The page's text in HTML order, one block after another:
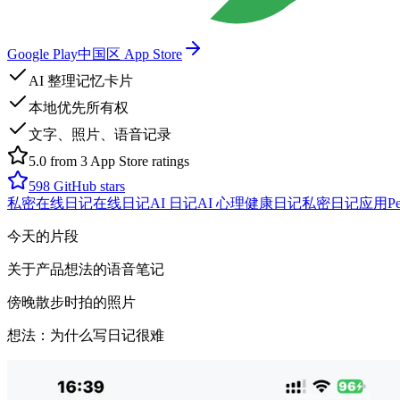
Google Play中国区 App Store
AI 整理记忆卡片
本地优先所有权
文字、照片、语音记录
5.0 from 3 App Store ratings
598 GitHub stars
私密在线日记在线日记AI 日记AI 心理健康日记私密日记应用
今天的片段
关于产品想法的语音笔记
傍晚散步时拍的照片
想法：为什么写日记很难